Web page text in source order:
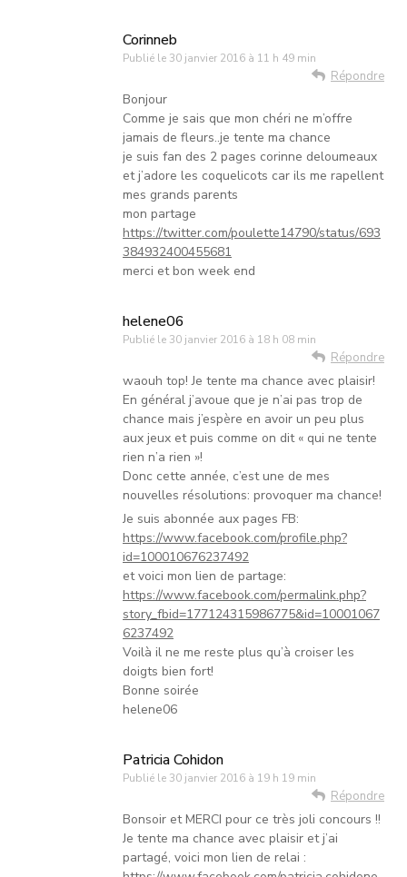
Corinneb
Publié le 30 janvier 2016 à 11 h 49 min
Répondre
Bonjour
Comme je sais que mon chéri ne m’offre
jamais de fleurs..je tente ma chance
je suis fan des 2 pages corinne deloumeaux
et j’adore les coquelicots car ils me rapellent
mes grands parents
mon partage
https://twitter.com/poulette14790/status/693
384932400455681
merci et bon week end
helene06
Publié le 30 janvier 2016 à 18 h 08 min
Répondre
waouh top! Je tente ma chance avec plaisir!
En général j’avoue que je n’ai pas trop de
chance mais j’espère en avoir un peu plus
aux jeux et puis comme on dit « qui ne tente
rien n’a rien »!
Donc cette année, c’est une de mes
nouvelles résolutions: provoquer ma chance!
Je suis abonnée aux pages FB:
https://www.facebook.com/profile.php?
id=100010676237492
et voici mon lien de partage:
https://www.facebook.com/permalink.php?
story_fbid=177124315986775&id=10001067
6237492
Voilà il ne me reste plus qu’à croiser les
doigts bien fort!
Bonne soirée
helene06
Patricia Cohidon
Publié le 30 janvier 2016 à 19 h 19 min
Répondre
Bonsoir et MERCI pour ce très joli concours !!
Je tente ma chance avec plaisir et j’ai
partagé, voici mon lien de relai :